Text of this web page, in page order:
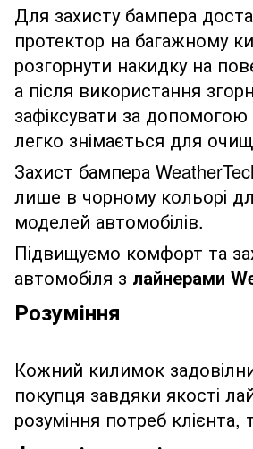
Для захисту бампера
протектор на багажному
розгорнути накидку на
а після використання
зафіксувати за допомогою
легко знімається для
Захист бампера
лише в чорному кольорі
моделей автомобілів.
Підвищуємо комфорт та
автомобіля з лайнерами
Розуміння
Кожний килимок
покупця завдяки якості
розуміння потреб клієнта,